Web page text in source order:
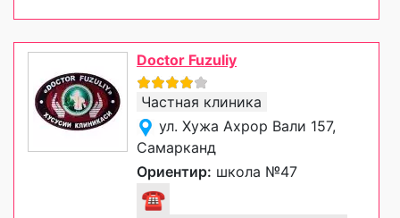
Doctor Fuzuliy
Частная клиника
ул. Хужа Ахрор Вали 157,
Самарканд
Ориентир: школа №47
☎